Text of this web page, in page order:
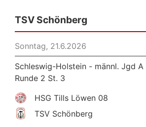
TSV Schönberg
Sonntag, 21.6.2026
Schleswig-Holstein - männl. Jgd A
Runde 2 St. 3
HSG Tills Löwen 08
TSV Schönberg